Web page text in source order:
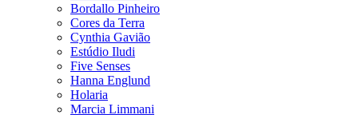
Bordallo Pinheiro
Cores da Terra
Cynthia Gavião
Estúdio Iludi
Five Senses
Hanna Englund
Holaria
Marcia Limmani